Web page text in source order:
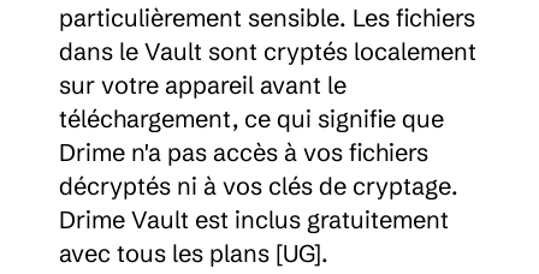
particulièrement sensible. Les fichiers
dans le Vault sont cryptés localement
sur votre appareil avant le
téléchargement, ce qui signifie que
Drime n'a pas accès à vos fichiers
décryptés ni à vos clés de cryptage.
Drime Vault est inclus gratuitement
avec tous les plans [UG].